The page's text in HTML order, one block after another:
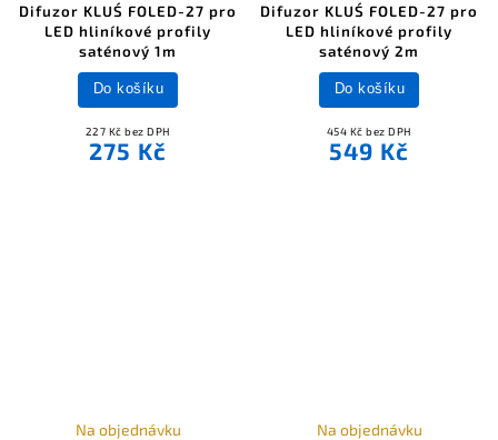
Difuzor KLUŚ FOLED-27 pro
LED hliníkové profily
saténový 1m
227 Kč bez DPH
275 Kč
Do košíku
Difuzor KLUŚ FOLED-27 pro
LED hliníkové profily
saténový 2m
454 Kč bez DPH
549 Kč
Do košíku
Na objednávku Na objednávku